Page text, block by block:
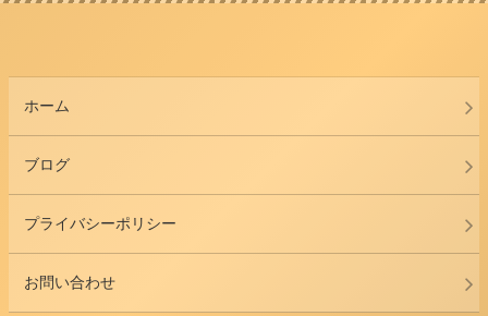
ホーム
ブログ
プライバシーポリシー
お問い合わせ